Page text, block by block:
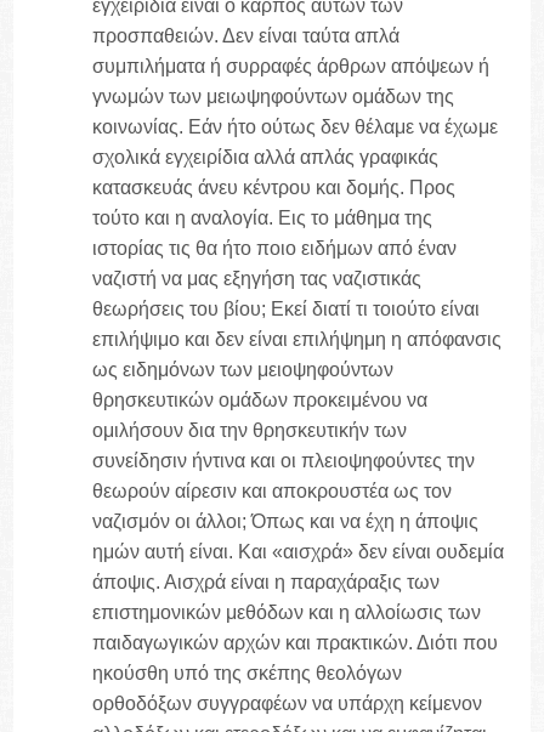
εγχειρίδια είναι ο καρπός αυτών των
προσπαθειών. Δεν είναι ταύτα απλά
συμπιλήματα ή συρραφές άρθρων απόψεων ή
γνωμών των μειωψηφούντων ομάδων της
κοινωνίας. Εάν ήτο ούτως δεν θέλαμε να έχωμε
σχολικά εγχειρίδια αλλά απλάς γραφικάς
κατασκευάς άνευ κέντρου και δομής. Προς
τούτο και η αναλογία. Εις το μάθημα της
ιστορίας τις θα ήτο ποιο ειδήμων από έναν
ναζιστή να μας εξηγήση τας ναζιστικάς
θεωρήσεις του βίου; Εκεί διατί τι τοιούτο είναι
επιλήψιμο και δεν είναι επιλήψημη η απόφανσις
ως ειδημόνων των μειοψηφούντων
θρησκευτικών ομάδων προκειμένου να
ομιλήσουν δια την θρησκευτικήν των
συνείδησιν ήντινα και οι πλειοψηφούντες την
θεωρούν αίρεσιν και αποκρουστέα ως τον
ναζισμόν οι άλλοι; Όπως και να έχη η άποψις
ημών αυτή είναι. Και «αισχρά» δεν είναι ουδεμία
άποψις. Αισχρά είναι η παραχάραξις των
επιστημονικών μεθόδων και η αλλοίωσις των
παιδαγωγικών αρχών και πρακτικών. Διότι που
ηκούσθη υπό της σκέπης θεολόγων
ορθοδόξων συγγραφέων να υπάρχη κείμενον